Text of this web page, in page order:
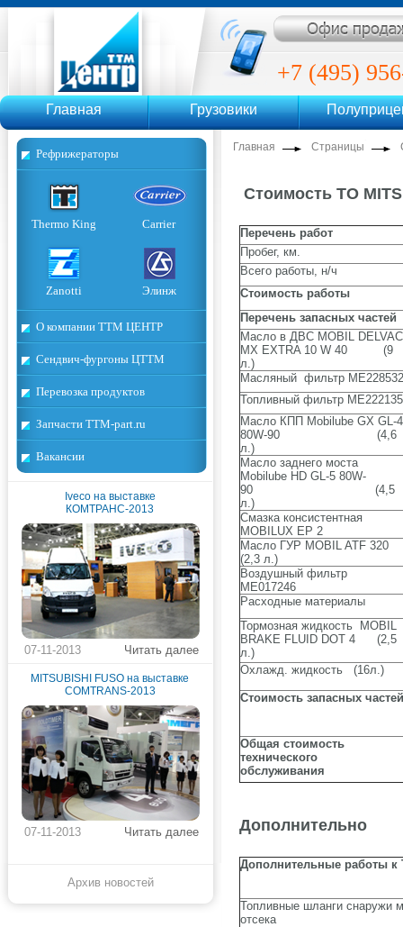
+7 (495)
+7 (495)
Главная Грузовики
Главная Страницы
Стоимость ТО
Перечень работ
Пробег, км.
Всего работы, н/ч
Стоимость работы
Перечень запасных частей
Масло в ДВС MOBIL DELVAC
MX EXTRA 10 W 40 (9
л.)
Масляный фильтр МЕ228532
Топливный фильтр МЕ222135
Масло КПП Mobilube GX GL-4
80W-90 (4,6
л.)
Масло заднего моста
Mobilube HD GL-5 80W-
90 (4,5
л.)
Смазка консистентная
MOBILUX EP 2
Масло ГУР MOBIL ATF 320
(2,3 л.)
Воздушный фильтр
МЕ017246
Расходные материалы
Тормозная жидкость MOBIL
BRAKE FLUID DOT 4 (2,5
л.)
Охлажд. жидкость (16л.)
Стоимость запасных частей
Общая стоимость
технического
обслуживания
Дополнительно
Дополнительные работы
Топливные шланги снаружи
отсека
Рефрижераторы
Thermo King Carrier
Zanotti Элинж
О компании ТТМ ЦЕНТР
Сендвич-фургоны ЦТТМ
Перевозка продуктов
Запчасти TTM-part.ru
Вакансии
Iveco на выставке
КОМТРАНС-2013
Читать далее
07-11-2013
MITSUBISHI FUSO на выставке
COMTRANS-2013
Читать далее
07-11-2013
Архив новостей